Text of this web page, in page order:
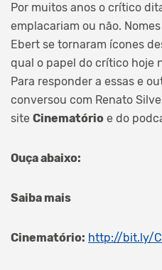
Por muitos anos o crítico
emplacariam ou não.
Ebert se tornaram ícones
qual o papel do crítico hoje
Para responder a essas e
conversou com Renato
site Cinematório e do
Ouça abaixo:
Saiba mais
Cinematório: http://bit.ly/